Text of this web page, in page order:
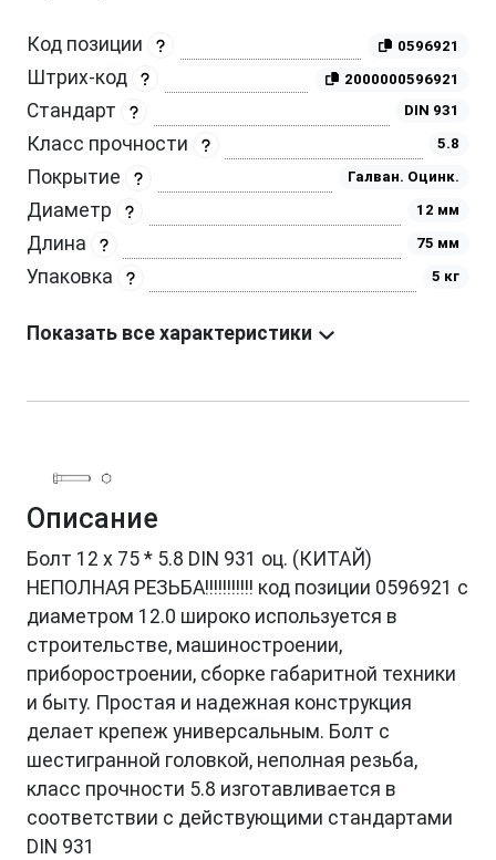
Код позиции 0596921
Штрих-код 2000000596921
Стандарт DIN 931
Класс прочности 5.8
Покрытие Галван. Оцинк.
Диаметр 12 мм
Длина 75 мм
Упаковка 5 кг
Показать все характеристики
Описание
Болт 12 х 75 * 5.8 DIN 931 оц. (КИТАЙ)
НЕПОЛНАЯ РЕЗЬБА!!!!!!!!!!! код позиции 0596921 с
диаметром 12.0 широко используется в
строительстве, машиностроении,
приборостроении, сборке габаритной техники
и быту. Простая и надежная конструкция
делает крепеж универсальным. Болт с
шестигранной головкой, неполная резьба,
класс прочности 5.8 изготавливается в
соответствии с действующими стандартами
DIN 931